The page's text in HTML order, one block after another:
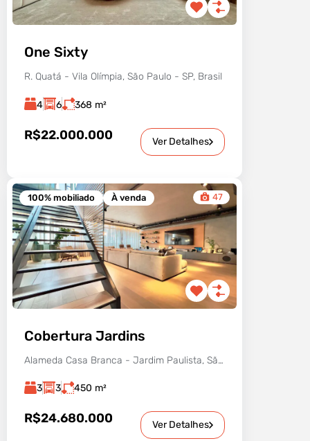
One Sixty
R. Quatá - Vila Olímpia, São Paulo - SP, Brasil
4 6 368 m²
R$22.000.000 Ver Detalhes
100% mobiliado À venda 47
Cobertura Jardins
Alameda Casa Branca - Jardim Paulista, São Paulo - SP, Brasil
3 3 450 m²
R$24.680.000 Ver Detalhes